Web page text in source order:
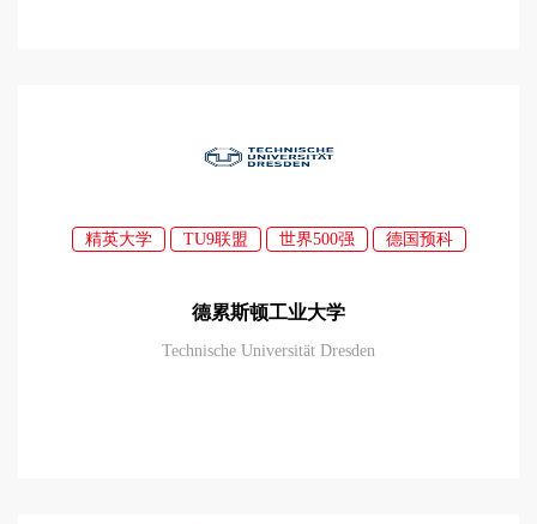
精英大学 TU9联盟 世界500强 德国预科
德累斯顿工业大学
Technische Universität Dresden